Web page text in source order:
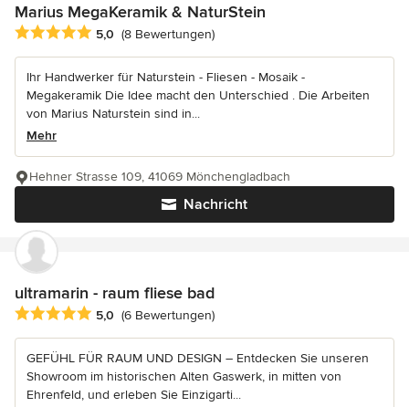
Marius MegaKeramik & NaturStein
Durchschnittliche Bewertung: 5 von 5 Sternen
5,0 (8 Bewertungen)
Ihr Handwerker für Naturstein - Fliesen - Mosaik -
Megakeramik Die Idee macht den Unterschied . Die Arbeiten
von Marius Naturstein sind in...
Mehr
Nachricht
Hehner Strasse 109, 41069 Mönchengladbach
ultramarin - raum fliese bad
Durchschnittliche Bewertung: 5 von 5 Sternen
5,0 (6 Bewertungen)
GEFÜHL FÜR RAUM UND DESIGN – Entdecken Sie unseren
Showroom im historischen Alten Gaswerk, in mitten von
Ehrenfeld, und erleben Sie Einzigarti...